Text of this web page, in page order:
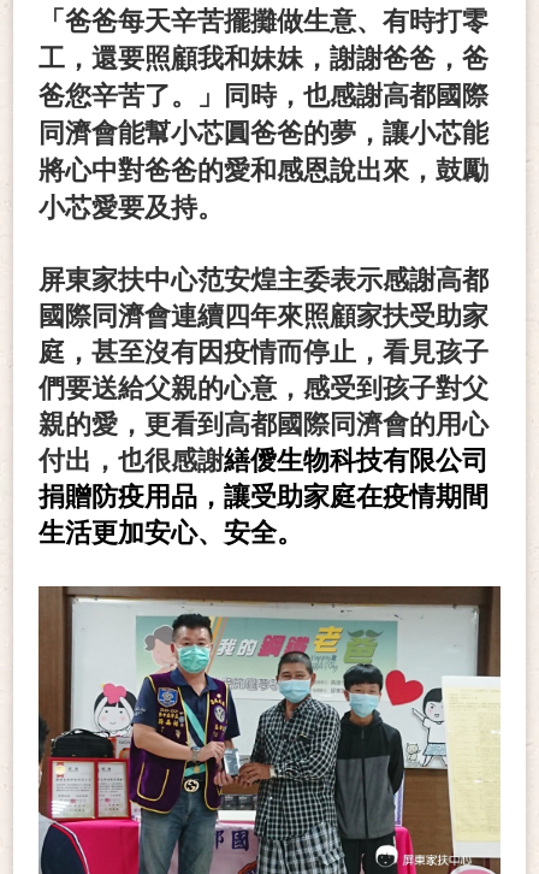
「爸爸每天辛苦擺攤做生意、有時打零
工，還要照顧我和妹妹，謝謝爸爸，爸
爸您辛苦了。」同時，也感謝高都國際
同濟會能幫小芯圓爸爸的夢，讓小芯能
將心中對爸爸的愛和感恩說出來，鼓勵
小芯愛要及持。
屏東家扶中心范安煌主委表示感謝高都
國際同濟會連續四年來照顧家扶受助家
庭，甚至沒有因疫情而停止，看見孩子
們要送給父親的心意，感受到孩子對父
親的愛，更看到高都國際同濟會的用心
付出，也很感謝繕僾生物科技有限公司
捐贈防疫用品，讓受助家庭在疫情期間
生活更加安心、安全。